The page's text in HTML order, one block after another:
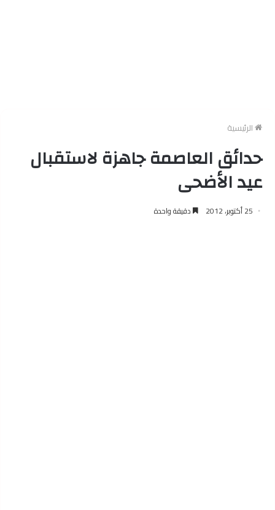
الرئيسية
حدائق العاصمة جاهزة لاستقبال
عيد الأضحى
25 أكتوبر، 2012 دقيقة واحدة